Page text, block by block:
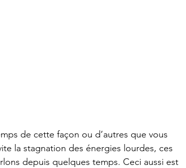
de cette façon ou d’autres que vous
la stagnation des énergies lourdes, ces
depuis quelques temps. Ceci aussi est